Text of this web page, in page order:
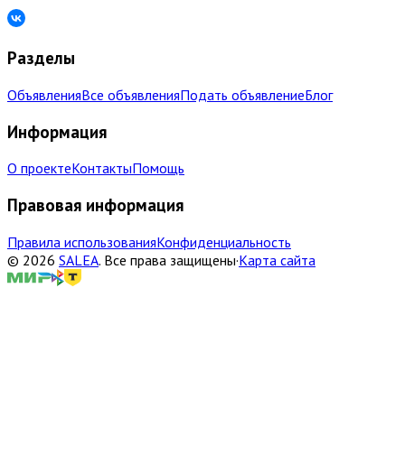
Разделы
ОбъявленияВсе объявленияПодать объявлениеБлог
Информация
О проектеКонтактыПомощь
Правовая информация
Правила использованияКонфиденциальность
© 2026 SALEA. Все права защищены·Карта сайта